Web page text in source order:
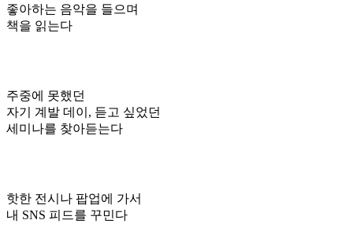
좋아하는 음악을 들으며
책을 읽는다
주중에 못했던
자기 계발 데이, 듣고 싶었던
세미나를 찾아듣는다
핫한 전시나 팝업에 가서
내 SNS 피드를 꾸민다